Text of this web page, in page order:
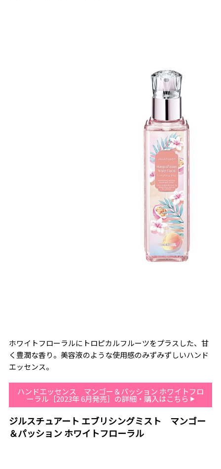
ホワイトフローラルにトロピカルフルーツをプラスした、甘
く豊潤な香り。美容液のような使用感のみずみずしいハンド
エッセンス。
ハンドエッセンス マンゴー＆パッション ホワイトフロ
ーラル［2023年 6月発売］の詳細・購入はこちら
ジルスチュアート エブリシングミスト マンゴー
＆パッション ホワイトフローラル